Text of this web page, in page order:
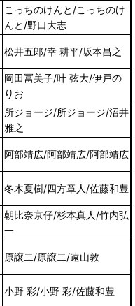
こっちのけんと/こっちのけ
んと/野口大志
松井五郎/幸 耕平/坂本昌之
岡田冨美子/叶 弦大/伊戸の
りお
所ジョージ/所ジョージ/沼井
雅之
阿部靖広/阿部靖広/阿部靖広
冬木夏樹/四方章人/佐藤和豊
朝比奈京仔/杉本真人/竹内弘
一
原譲二/原譲二/遠山敦
小野 彩/小野 彩/佐藤和豊